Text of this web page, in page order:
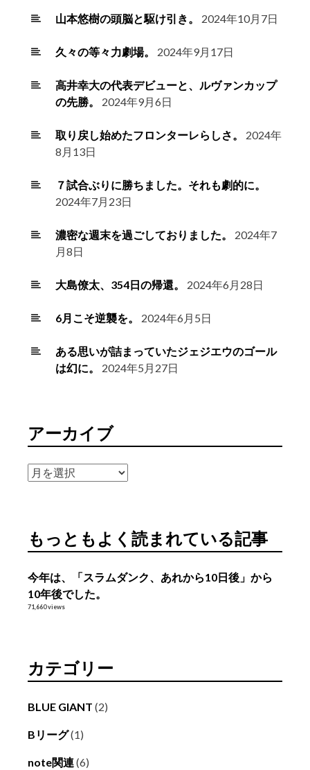
山本悠樹の頭脳と駆け引き。 2024年10月7日
久々の等々力劇場。 2024年9月17日
高井幸大の代表デビューと、ルヴァンカップ
の先勝。
2024年9月6日
取り戻し始めたフロンターレらしさ。
2024年
8月13日
７試合ぶりに勝ちました。それも劇的に。
2024年7月23日
濃密な週末を過ごしておりました。
2024年7
月8日
大島僚太、354日の帰還。 2024年6月28日
6月こそ逆襲を。 2024年6月5日
ある思いが詰まっていたジェジエウのゴール
は幻に。
2024年5月27日
アーカイブ
ア
ブ
もっともよく読まれている記事
今年は、「スラムダンク、あれから10日後」から
10年後でした。
71,660 views
カテゴリー
BLUE GIANT (2)
Bリーグ(1)
note関連(6)